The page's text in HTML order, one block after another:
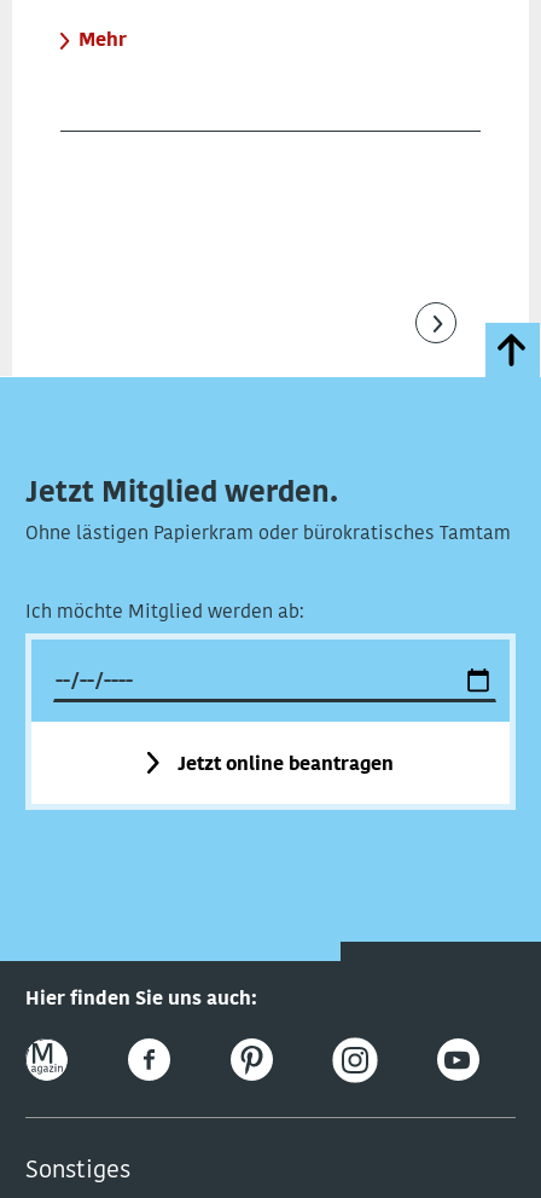
Mehr
Jetzt Mitglied werden.
Ohne lästigen Papierkram oder bürokratisches Tamtam
Ich möchte Mitglied werden ab:
Jetzt online beantragen
Hier finden Sie uns auch:
Sonstiges